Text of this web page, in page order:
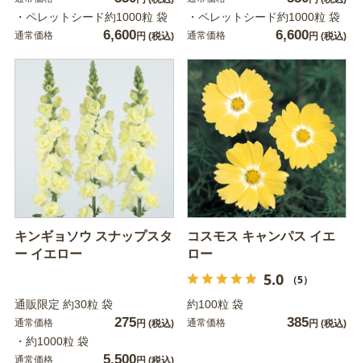
・ペレットシード約1000粒 袋
通常価格 6,600円 (税込)
・ペレットシード約1000粒 袋
通常価格 6,600円 (税込)
キンギョソウ スナップスタ
ー イエロー
通販限定 約30粒 袋
通常価格 275円 (税込)
・約1000粒 袋
通常価格 5,500
コスモス キャンパス イエ
ロー
5.0 （5）
約100粒 袋
通常価格 385円 (税込)